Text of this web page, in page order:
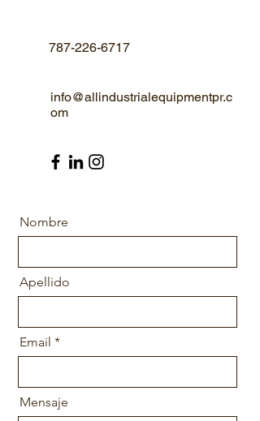
787-226-6717
info@allindustrialequipmentpr.c
om
Nombre
Apellido
Email
Mensaje